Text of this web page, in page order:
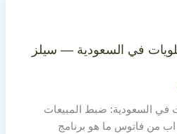
في السعودية — سيلز
في السعودية: ضبط المبيعات
من فاتوس ما هو برنامج